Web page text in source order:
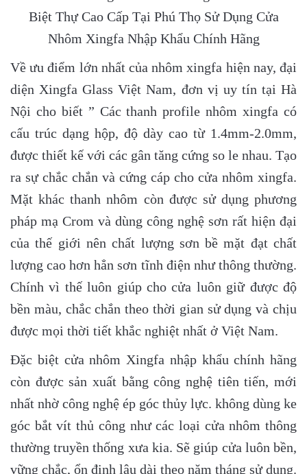
Biệt Thự Cao Cấp Tại Phú Thọ Sử Dụng Cửa
Nhôm Xingfa Nhập Khẩu Chính Hãng
Về ưu điểm lớn nhất của nhôm xingfa hiện nay, đại
diện Xingfa Glass Việt Nam, đơn vị uy tín tại Hà
Nội cho biết ” Các thanh profile nhôm xingfa có
cấu trúc dạng hộp, độ dày cao từ 1.4mm-2.0mm,
được thiết kế với các gân tăng cứng so le nhau. Tạo
ra sự chắc chắn và cứng cáp cho cửa nhôm xingfa.
Mặt khác thanh nhôm còn được sử dụng phương
pháp mạ Crom và dùng công nghệ sơn rất hiện đại
của thế giới nên chất lượng sơn bề mặt đạt chất
lượng cao hơn hẳn sơn tĩnh điện như thông thường.
Chính vì thế luôn giúp cho cửa luôn giữ được độ
bền màu, chắc chắn theo thời gian sử dụng và chịu
được mọi thời tiết khắc nghiệt nhất ở Việt Nam.
Đặc biệt cửa nhôm Xingfa nhập khẩu chính hãng
còn được sản xuất bằng công nghệ tiên tiến, mới
nhất nhờ công nghệ ép góc thủy lực. không dùng ke
góc bắt vít thủ công như các loại cửa nhôm thông
thường truyền thống xưa kia. Sẽ giúp cửa luôn bền,
vững chắc, ổn định lâu dài theo năm tháng sử dụng.